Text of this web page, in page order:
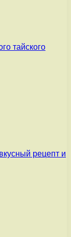
тайского
рецепт и